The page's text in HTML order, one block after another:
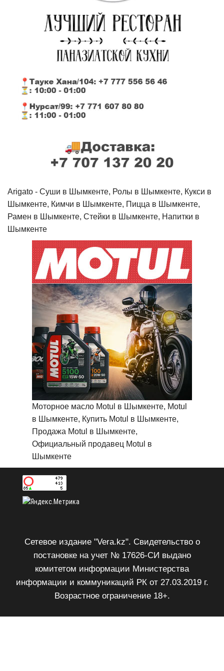
Arigato - Cуши в Шымкенте, Ролы в Шымкенте, Кукси в
Шымкенте, Кимчи в Шымкенте, Пицца в Шымкенте,
Рамен в Шымкенте, Стейки в Шымкенте, Напитки в
Шымкенте
Моторное масло Motul в Шымкенте, Motul
в Шымкенте, Купить Motul в Шымкенте,
Продажа Motul в Шымкенте,
Официальный продавец Motul в
Шымкенте
Сетевое издание "Vera.kz". Свидетельство о
постановке на учет № 17626-СИ выдано
комитетом информации Министерства
информации и коммуникаций РК от 27.03.2019 г.
Возрастное ограничение 18+.